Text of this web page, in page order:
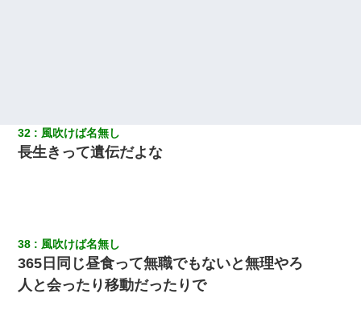
32 風吹けば名無し
長生きって遺伝だよな
38 風吹けば名無し
365日同じ昼食って無職でもないと無理やろ
人と会ったり移動だったりで